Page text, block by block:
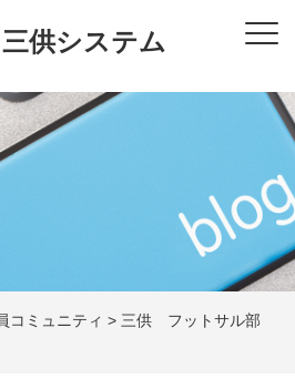
供システム
コミュニティ > 三供 フットサル部